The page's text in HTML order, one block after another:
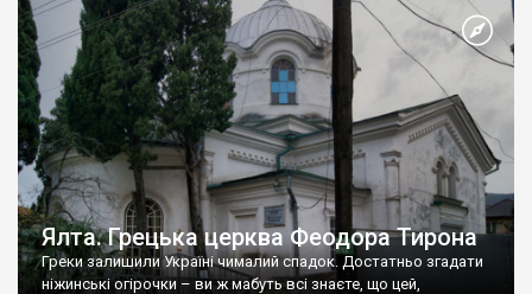
Ялта. Грецька церква Феодора Тирона
Греки залишили Україні чималий спадок. Достатньо згадати
ніжинські огірочки – ви ж мабуть всі знаєте, що цей,